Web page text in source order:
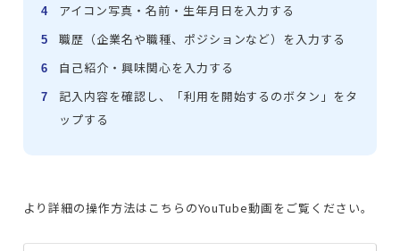
アイコン写真・名前・生年月日を入力する
職歴（企業名や職種、ポジションなど）を入力する
自己紹介・興味関心を入力する
記入内容を確認し、「利用を開始するのボタン」をタ
ップする
より詳細の操作方法はこちらのYouTube動画をご覧ください。